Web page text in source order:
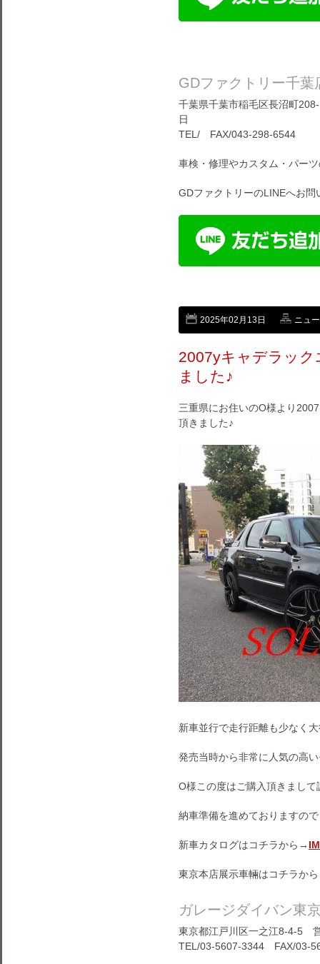
GDファクトリー千葉
千葉県千葉市稲毛区長沼町
日
TEL/ FAX/043-298-6544
車検・修理やカスタム・パー
GDファクトリーのLINEへお問
2025年02月13日 ニュ
2007yキャデラッ
ました♪
三重県にお住いのO様より
頂きました♪
新車並行で走行距離も少なく
発売当時から非常に人気の高
O様この度はご購入頂きまし
納車準備を進めておりますの
新車カタログはコチラから→
東京本店展示車輛はコチラか
ガレージダイバン東
東京都江戸川区一之江8-4-5
TEL/03-5607-3344 FAX/03-